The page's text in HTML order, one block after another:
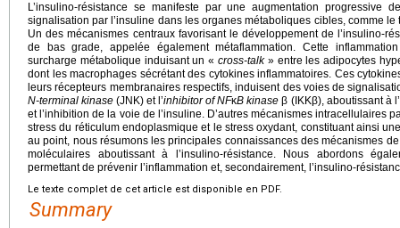
L’insulino-résistance se manifeste par une augmentation progressive
signalisation par l’insuline dans les organes métaboliques cibles, comme
Un des mécanismes centraux favorisant le développement de l’insulino-
de bas grade, appelée également métaflammation. Cette
surcharge métabolique induisant un « cross-talk» entre les adipocytes
dont les macrophages sécrétant des cytokines inflammatoires. Ces
leurs récepteurs membranaires respectifs, induisent des voies de
N-terminal kinase (JNK) et l’inhibitor of NFκB kinase β (IKKβ), aboutissant à
et l’inhibition de la voie de l’insuline. D’autres mécanismes intracellulaires
stress du réticulum endoplasmique et le stress oxydant, constituant ainsi
au point, nous résumons les principales connaissances des mécanismes
moléculaires aboutissant à l’insulino-résistance. Nous abordons
permettant de prévenir l’inflammation et, secondairement, l’insulino-
Le texte complet de cet article est disponible en PDF.
Summary